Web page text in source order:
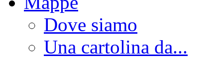
Dove siamo
Una cartolina da...